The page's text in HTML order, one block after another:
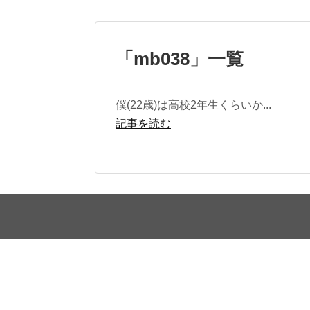
「 mb038 」 一覧
僕(22歳)は高校2年生くらいか...
記事を読む